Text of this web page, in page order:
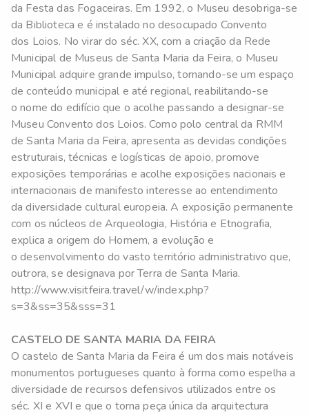
da Festa das Fogaceiras. Em 1992, o Museu desobriga-se
da Biblioteca e é instalado no desocupado Convento
dos Loios. No virar do séc. XX, com a criação da Rede
Municipal de Museus de Santa Maria da Feira, o Museu
Municipal adquire grande impulso, tornando-se um espaço
de conteúdo municipal e até regional, reabilitando-se
o nome do edifício que o acolhe passando a designar-se
Museu Convento dos Loios. Como polo central da RMM
de Santa Maria da Feira, apresenta as devidas condições
estruturais, técnicas e logísticas de apoio, promove
exposições temporárias e acolhe exposições nacionais e
internacionais de manifesto interesse ao entendimento
da diversidade cultural europeia. A exposição permanente
com os núcleos de Arqueologia, História e Etnografia,
explica a origem do Homem, a evolução e
o desenvolvimento do vasto território administrativo que,
outrora, se designava por Terra de Santa Maria.
http://www.visitfeira.travel/w/index.php?
s=3&ss=35&sss=31
CASTELO DE SANTA MARIA DA FEIRA
O castelo de Santa Maria da Feira é um dos mais notáveis
monumentos portugueses quanto à forma como espelha a
diversidade de recursos defensivos utilizados entre os
séc. XI e XVI e que o torna peça única da arquitectura